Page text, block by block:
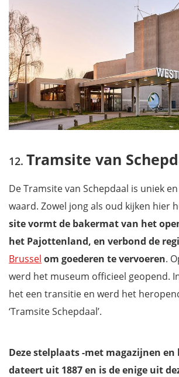
Tramsite van
De Tramsite van Schepdaal is uniek
waard. Zowel jong als oud kijken hier
site vormt de bakermat van het
het Pajottenland, en verbond de
Brussel om goederen te vervoeren.
werd het museum officieel geopend.
het een transitie en werd het
‘Tramsite Schepdaal’.
Deze stelplaats -met magazijnen
dateert uit 1887 en is de enige uit